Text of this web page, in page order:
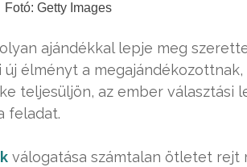
Fotó: Getty Images
ajándékkal lepje meg
élményt a
teljesüljön, az ember választási
feladat.
válogatása számtalan ötletet rejt